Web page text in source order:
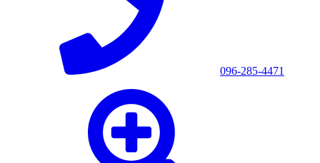
096-285-4471